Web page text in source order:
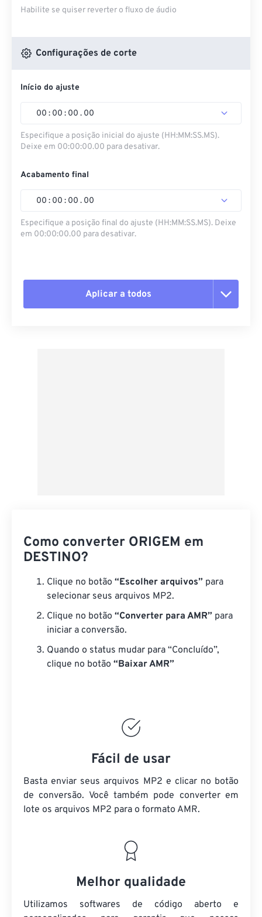
Habilite se quiser reverter o fluxo de áudio
Configurações de corte
Início do ajuste
00 : 00 : 00 . 00
Especifique a posição inicial do ajuste (HH:MM:SS.MS).
Deixe em 00:00:00.00 para desativar.
Acabamento final
00 : 00 : 00 . 00
Especifique a posição final do ajuste (HH:MM:SS.MS). Deixe
em 00:00:00.00 para desativar.
Aplicar a todos
Como converter ORIGEM em
DESTINO?
Clique no botão “Escolher arquivos” para
selecionar seus arquivos MP2.
Clique no botão “Converter para AMR” para
iniciar a conversão.
Quando o status mudar para “Concluído”,
clique no botão “Baixar AMR”
Fácil de usar
Basta enviar seus arquivos MP2 e clicar no botão
de conversão. Você também pode converter em
lote os arquivos MP2 para o formato AMR.
Melhor qualidade
Utilizamos softwares de código aberto e